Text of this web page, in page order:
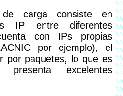
IP entre diferentes
con IPs propias
por ejemplo), el
por paquetes, lo que es
excelentes